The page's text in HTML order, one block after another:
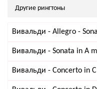
Другие рингтоны
Вивальди - Allegro -
Вивальди - Sonata in A
Вивальди - Concerto in